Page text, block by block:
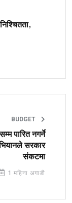
BUDGET
पारित नगर्ने
सरकार
संकटमा
1 महिना अगाडी